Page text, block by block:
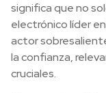
significa que no
electrónico líder
actor
la confianza,
cruciales.